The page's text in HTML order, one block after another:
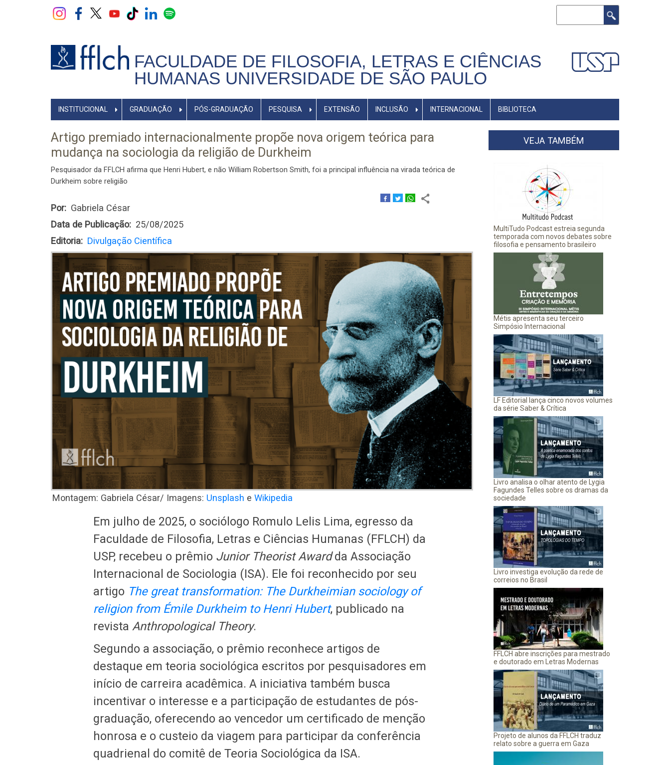
FACULDADE DE FILOSOFIA, LETRAS E CIÊNCIAS
HUMANAS UNIVERSIDADE DE SÃO PAULO
NAVEGADOR
PRINCIPAL
INSTITUCIONAL GRADUAÇÃO PÓS-GRADUAÇÃO PESQUISA EXTENSÃO INCLUSÃO INTERNACIONAL BIBLIOTECA
Artigo premiado internacionalmente propõe nova origem teórica para
mudança na sociologia da religião de Durkheim
Pesquisador da FFLCH afirma que Henri Hubert, e não William Robertson Smith, foi a principal influência na virada teórica de
Durkheim sobre religião
Por
Gabriela César
Data de Publicação
25/08/2025
Editoria
Divulgação Científica
Montagem: Gabriela César/ Imagens: Unsplash e Wikipedia
Em julho de 2025, o sociólogo Romulo Lelis Lima, egresso da
Faculdade de Filosofia, Letras e Ciências Humanas (FFLCH) da
USP, recebeu o prêmio Junior Theorist Awardda Associação
Internacional de Sociologia (ISA). Ele foi reconhecido por seu
artigo The great transformation: The Durkheimian sociology of
religion from Émile Durkheim to Henri Hubert, publicado na
revista Anthropological Theory.
Segundo a associação, o prêmio reconhece artigos de
destaque em teoria sociológica escritos por pesquisadores em
início de carreira acadêmica. A iniciativa também busca
incentivar o interesse e a participação de estudantes de pós-
graduação, oferecendo ao vencedor um certificado de menção
honrosa e o custeio da viagem para participar da conferência
quadrienal do comitê de Teoria Sociológica da ISA.
VEJA TAMBÉM
MultiTudo Podcast estreia segunda
temporada com novos debates sobre
filosofia e pensamento brasileiro
Métis apresenta seu terceiro
Simpósio Internacional
LF Editorial lança cinco novos volumes
da série Saber & Crítica
Livro analisa o olhar atento de Lygia
Fagundes Telles sobre os dramas da
sociedade
Livro investiga evolução da rede de
correios no Brasil
FFLCH abre inscrições para mestrado
e doutorado em Letras Modernas
Projeto de alunos da FFLCH traduz
relato sobre a guerra em Gaza